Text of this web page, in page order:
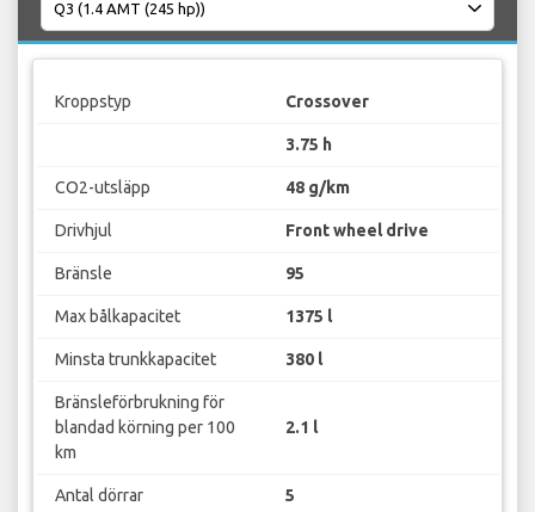
Kroppstyp Crossover
3.75 h
CO2-utsläpp 48 g/km
Drivhjul Front wheel drive
Bränsle 95
Max bålkapacitet 1375 l
Minsta trunkkapacitet 380 l
Bränsleförbrukning för
blandad körning per 100
km
2.1 l
Antal dörrar 5